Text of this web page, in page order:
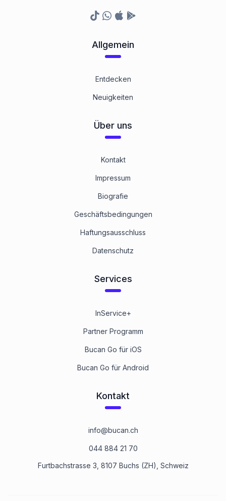
TikTokWhatsapp
Appstore
Google Play Store
Allgemein
Entdecken
Neuigkeiten
Über uns
Kontakt
Impressum
Biografie
Geschäftsbedingungen
Haftungsausschluss
Datenschutz
Services
InService+
Partner Programm
Bucan Go für iOS
Bucan Go für Android
Kontakt
info@bucan.ch
044 884 21 70
Furtbachstrasse 3, 8107 Buchs (ZH), Schweiz